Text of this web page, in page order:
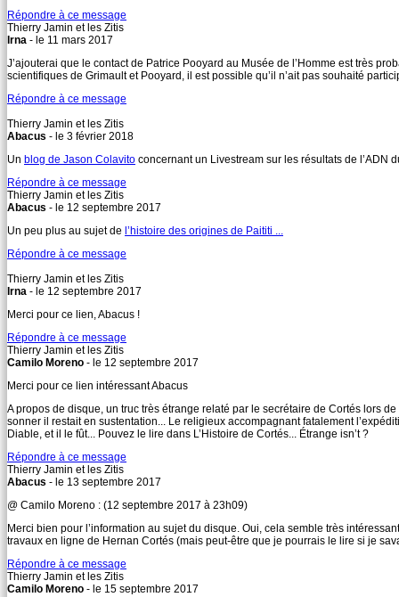
Répondre à ce message
Thierry Jamin et les Zitis
Irna - le 11 mars 2017
J’ajouterai que le contact de Patrice Pooyard au Musée de l’Homme est très
scientifiques de Grimault et Pooyard, il est possible qu’il n’ait pas souhaité
Répondre à ce message
Thierry Jamin et les Zitis
Abacus - le 3 février 2018
Un blog de Jason Colavito concernant un Livestream sur les résultats de l’ADN
Répondre à ce message
Thierry Jamin et les Zitis
Abacus - le 12 septembre 2017
Un peu plus au sujet de l’histoire des origines de Paititi ...
Répondre à ce message
Thierry Jamin et les Zitis
Irna - le 12 septembre 2017
Merci pour ce lien, Abacus !
Répondre à ce message
Thierry Jamin et les Zitis
Camilo Moreno - le 12 septembre 2017
Merci pour ce lien intéressant Abacus
A propos de disque, un truc très étrange relaté par le secrétaire de Cortés lors
sonner il restait en sustentation... Le religieux accompagnant fatalement
Diable, et il le fût... Pouvez le lire dans L’Histoire de Cortés... Étrange isn’t ?
Répondre à ce message
Thierry Jamin et les Zitis
Abacus - le 13 septembre 2017
@ Camilo Moreno : (12 septembre 2017 à 23h09)
Merci bien pour l’information au sujet du disque. Oui, cela semble très
travaux en ligne de Hernan Cortés (mais peut-être que je pourrais le lire si je
Répondre à ce message
Thierry Jamin et les Zitis
Camilo Moreno - le 15 septembre 2017